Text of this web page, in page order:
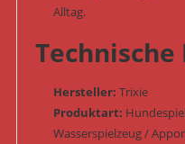
Alltag.
Technische
Hersteller: Trixie
Produktart:
Wasserspielzeug /